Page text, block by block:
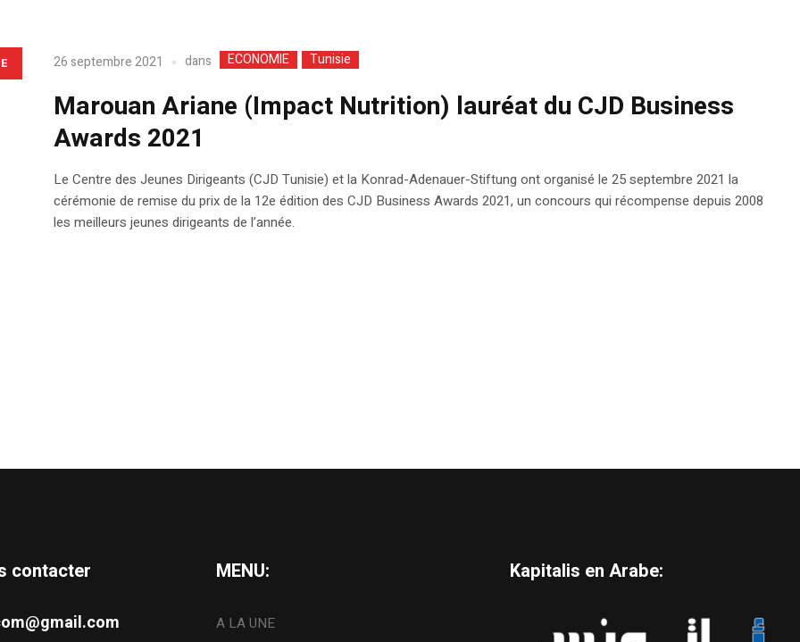
26 septembre 2021 dans ECONOMIE Tunisie
Marouan Ariane (Impact Nutrition) lauréat du CJD Business
Awards 2021
Le Centre des Jeunes Dirigeants (CJD Tunisie) et la Konrad-Adenauer-Stiftung ont organisé le 25 septembre 2021 la
cérémonie de remise du prix de la 12e édition des CJD Business Awards 2021, un concours qui récompense depuis 2008
les meilleurs jeunes dirigeants de l’année.
contacter MENU:
A LA UNE
Kapitalis en Arabe: